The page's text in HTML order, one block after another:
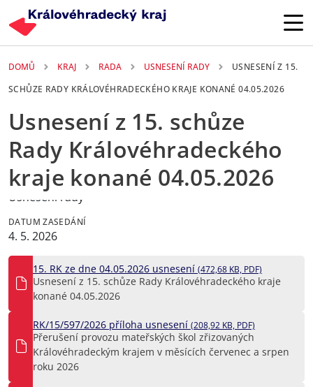
DOMŮ KRAJ RADA USNESENÍ RADY
USNESENÍ Z 15.
SCHŮZE RADY KRÁLOVÉHRADECKÉHO KRAJE KONANÉ 04.05.2026
Usnesení z 15. schůze
Rady Královéhradeckého
kraje konané 04.05.2026
TYP USNESENÍ
Usnesení rady
DATUM ZASEDÁNÍ
4. 5. 2026
15. RK ze dne 04.05.2026 usnesení (472,68 KB, PDF)
Usnesení z 15. schůze Rady Královéhradeckého kraje
konané 04.05.2026
RK/15/597/2026 příloha usnesení (208,92 KB, PDF)
Přerušení provozu mateřských škol zřizovaných
Královéhradeckým krajem v měsících červenec a srpen
roku 2026